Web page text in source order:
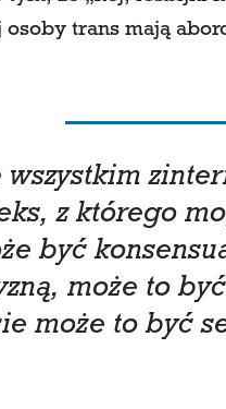
osoby trans mają
wszystkim
z którego
być
może to
może to być